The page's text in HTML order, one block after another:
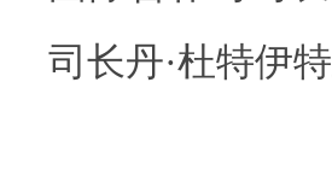
司长丹·杜特伊